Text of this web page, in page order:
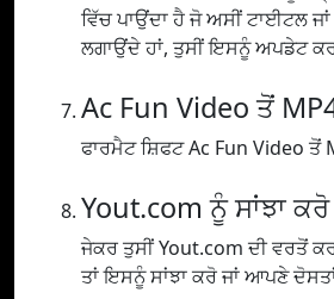
ਵਿੱਚ ਪਾਉਂਦਾ ਹੈ ਜੋ ਅਸੀਂ ਟਾਈਟਲ
ਲਗਾਉਂਦੇ ਹਾਂ, ਤੁਸੀਂ ਇਸਨੂੰ ਅਪਡੇਟ
Ac Fun Video ਤੋਂ
ਫਾਰਮੈਟ ਸ਼ਿਫਟ Ac Fun Video ਤੋਂ
Yout.com ਨੂੰ ਸਾਂਝਾ ਕਰੋ
ਜੇਕਰ ਤੁਸੀਂ Yout.com ਦੀ ਵਰਤੋਂ
ਤਾਂ ਇਸਨੂੰ ਸਾਂਝਾ ਕਰੋ ਜਾਂ ਆਪਣੇ